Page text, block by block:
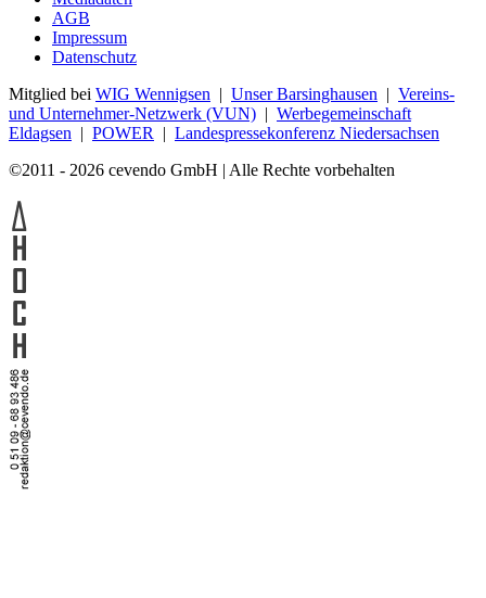
AGB
Impressum
Datenschutz
Mitglied bei WIG Wennigsen | Unser Barsinghausen | Vereins-
und Unternehmer-Netzwerk (VUN) | Werbegemeinschaft
Eldagsen | POWER | Landespressekonferenz Niedersachsen
©2011 - 2026 cevendo GmbH | Alle Rechte vorbehalten